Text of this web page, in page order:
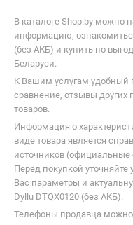
В каталоге Shop.by можно
информацию,
(без АКБ) и купить по
Беларуси.
К Вашим услугам удобный
сравнение, отзывы других
товаров.
Информация о
виде товара является
источников (официальные
Перед покупкой
Вас параметры и
Dyllu DTQX0120 (без АКБ).
Телефоны продавца можно